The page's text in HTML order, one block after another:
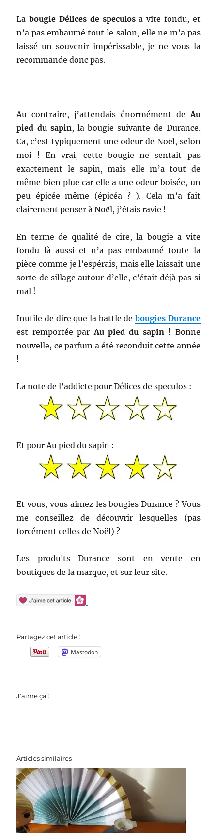
Labougie Délices de speculosa vite fondu, et
n’a pas embaumé tout le salon, elle ne m’a pas
laissé un souvenir impérissable, je ne vous la
recommande donc pas.
Au contraire, j’attendais énormément deAu
pied du sapin, la bougie suivante de Durance.
Ca, c’est typiquement une odeur de Noël, selon
moi ! En vrai, cette bougie ne sentait pas
exactement le sapin, mais elle m’a tout de
même bien plue car elle a une odeur boisée, un
peu épicée même (épicéa ? ). Cela m’a fait
clairement penser à Noël, j’étais ravie !
En terme de qualité de cire, la bougie a vite
fondu là aussi et n’a pas embaumé toute la
pièce comme je l’espérais, mais elle laissait une
sorte de sillage autour d’elle, c’était déjà pas si
mal !
Inutile de dire que la battle de bougies Durance
est remportée parAu pied du sapin! Bonne
nouvelle, ce parfum a été reconduit cette année
!
La note de l’addicte pour Délices de speculos :
Et pour Au pied du sapin :
Et vous, vous aimez les bougies Durance ? Vous
me conseillez de découvrir lesquelles (pas
forcément celles de Noël) ?
Les produits Durance sont en vente en
boutiques de la marque, et sur leur site.
Partagez cet article :
Mastodon
J’aime ça :
Articles similaires